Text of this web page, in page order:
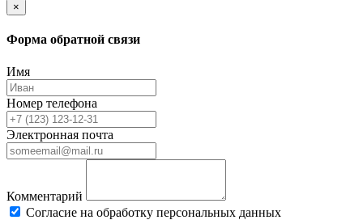
×
Форма обратной связи
Имя
Номер телефона
Электронная почта
Комментарий
Согласие на обработку персональных данных